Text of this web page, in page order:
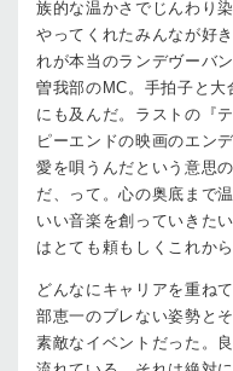
族的な温かさでじんわり
やってくれたみんなが好
れが本当のランデヴーバ
曽我部のMC。手拍子と大
にも及んだ。ラストの『
ピーエンドの映画のエン
愛を唄うんだという意思
だ、って。心の奥底まで
いい音楽を創っていきた
はとても頼もしくこれか
どんなにキャリアを重ね
部恵一のブレない姿勢と
素敵なイベントだった。